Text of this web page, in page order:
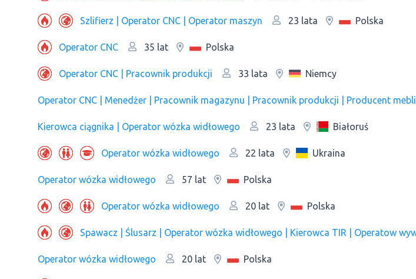
Szlifierz | Operator CNC | Operator maszyn 23 lata Polska
Operator CNC 35 lat Polska
Operator CNC | Pracownik produkcji 33 lata Niemcy
Operator CNC | Menedżer | Рracownik magazynu | Pracownik produkcji | Producent mebli
Kierowca ciągnika | Operator wózka widłowego 23 lata Białoruś
Operator wózka widłowego 22 lata Ukraina
Operator wózka widłowego 57 lat Polska
Operator wózka widłowego 20 lat Polska
Operator wózka widłowego 20 lat Polska